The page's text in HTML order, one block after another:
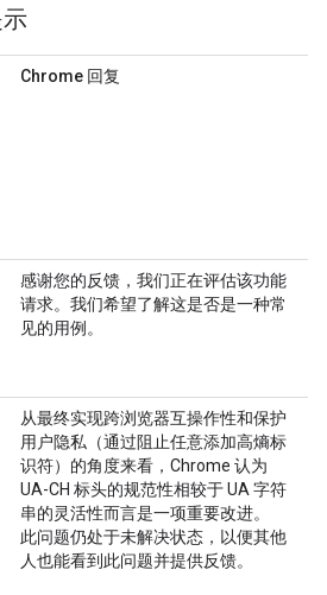
Chrome 回复
感谢您的反馈，我们正在评估该功能
请求。我们希望了解这是否是一种常
见的用例。
从最终实现跨浏览器互操作性和保护
用户隐私（通过阻止任意添加高熵标
识符）的角度来看，Chrome 认为
UA-CH 标头的规范性相较于 UA 字符
串的灵活性而言是一项重要改进。
此问题仍处于未解决状态，以便其他
人也能看到此问题并提供反馈。